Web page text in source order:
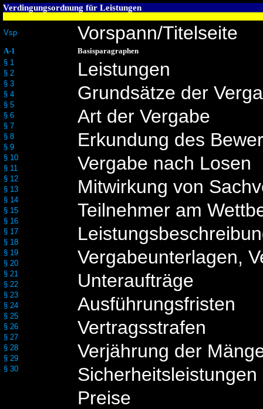
Verdingungsordnung für Leistungen
Vsp Vorspann/Titelseite
A-1
Basisparagraphen
§ 1
§ 2
§ 3
§ 4
§ 5
§ 6
§ 7
§ 8
§ 9
§ 10
§ 11
§ 12
§ 13
§ 14
§ 15
§ 16
§ 17
§ 18
§ 19
§ 20
§ 21
§ 22
§ 23
§ 24
§ 25
§ 26
§ 27
§ 28
§ 29
§ 30
Leistungen
Grundsätze der
Art der Vergabe
Erkundung des
Vergabe nach Losen
Mitwirkung von
Teilnehmer am
Vergabeunterlagen,
Unteraufträge
Ausführungsfristen
Vertragsstrafen
Verjährung der
Sicherheitsleistungen
Preise